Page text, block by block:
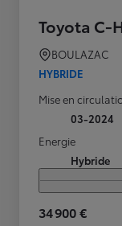
Toyota C-
BOULAZAC
HYBRIDE
Mise en
03-2024
Energie
Hybride
34 900 €